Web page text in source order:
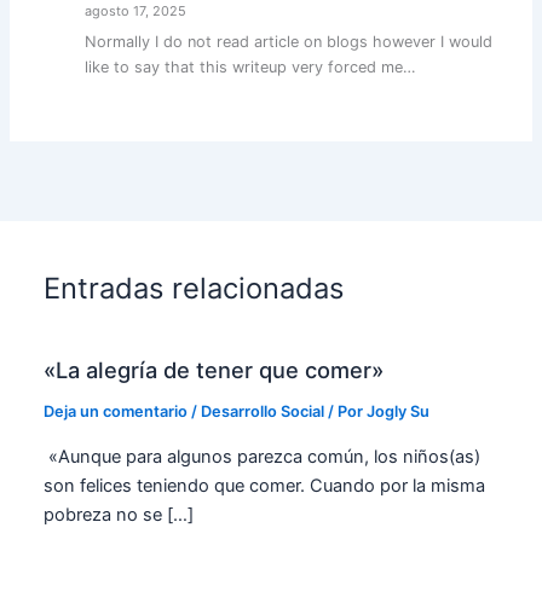
agosto 17, 2025
Normally I do not read article on blogs however I would
like to say that this writeup very forced me…
Entradas relacionadas
«La alegría de tener que comer»
Deja un comentario / Desarrollo Social / PorJogly Su
«Aunque para algunos parezca común, los niños(as)
son felices teniendo que comer. Cuando por la misma
pobreza no se […]